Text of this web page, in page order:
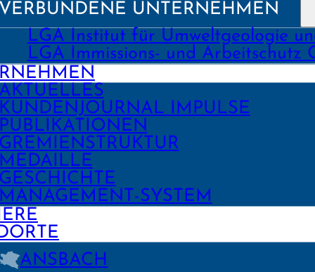
UNTERNEHMEN
LGA Institut für Umweltgeologie
LGA Immissions- und Arbeitschutz
IMPULSE
SYSTEM
ANSBACH